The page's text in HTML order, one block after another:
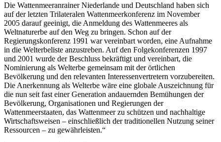
Die Wattenmeeranrainer Niederlande und Deutschland haben sich
auf der letzten Trilateralen Wattenmeerkonferenz im November
2005 darauf geeinigt, die Anmeldung des Wattenmeeres als
Weltnaturerbe auf den Weg zu bringen. Schon auf der
Regierungskonferenz 1991 war vereinbart worden, eine Aufnahme
in die Welterbeliste anzustreben. Auf den Folgekonferenzen 1997
und 2001 wurde der Beschluss bekräftigt und vereinbart, die
Nominierung als Welterbe gemeinsam mit der örtlichen
Bevölkerung und den relevanten Interessenvertretern vorzubereiten.
Die Anerkennung als Welterbe wäre eine globale Auszeichnung für
die nun seit fast einer Generation andauernden Bemühungen der
Bevölkerung, Organisationen und Regierungen der
Wattenmeerstaaten, das Wattenmeer zu schützen und nachhaltige
Wirtschaftsweisen – einschließlich der traditionellen Nutzung seiner
Ressourcen – zu gewährleisten.“